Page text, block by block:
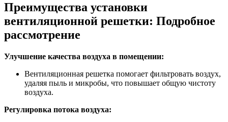
Преимущества установки
вентиляционной решетки: Подробное
рассмотрение
Улучшение качества воздуха в помещении:
Вентиляционная решетка помогает фильтровать воздух,
удаляя пыль и микробы, что повышает общую чистоту
воздуха.
Регулировка потока воздуха: